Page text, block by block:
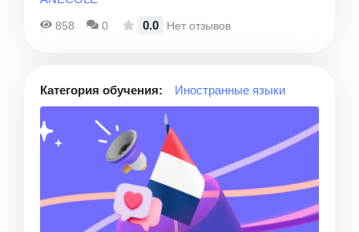
858 0 0.0 Нет отзывов
Категория обучения: Иностранные языки